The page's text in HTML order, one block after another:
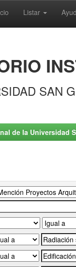
Listar
SAN
de la Universidad